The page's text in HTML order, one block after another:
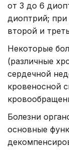
от 3 до 6
диоптрий;
второй и
Некоторые
(различные
сердечной
кровеносной
Болезни
основные